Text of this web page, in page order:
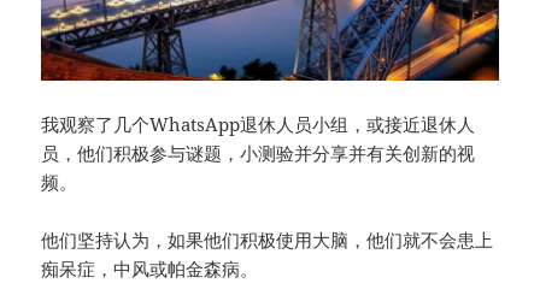
我观察了几个WhatsApp退休人员小组，或接近退休人
员，他们积极参与谜题，小测验并分享并有关创新的视
频。
他们坚持认为，如果他们积极使用大脑，他们就不会患上
痴呆症，中风或帕金森病。